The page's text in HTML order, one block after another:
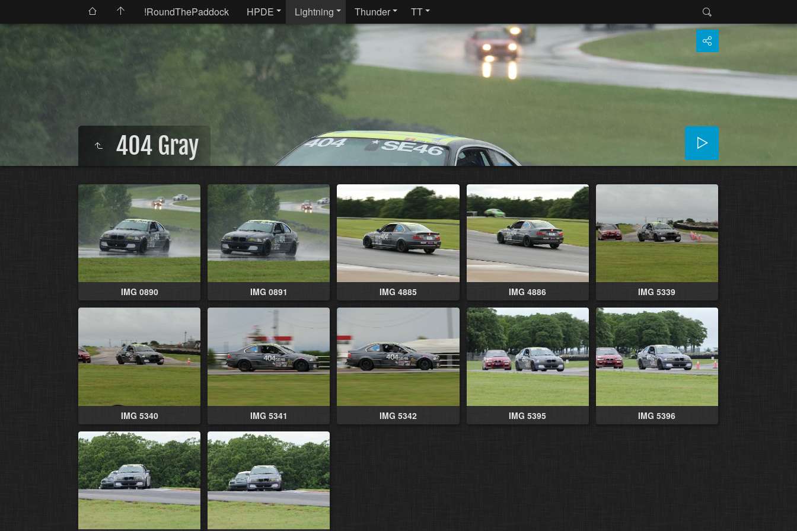
!RoundThePaddock HPDE Lightning Thunder TT
404 Gray
IMG 0890 IMG 0891 IMG 4885 IMG 4886 IMG 5339
IMG 5340 IMG 5341 IMG 5342 IMG 5395 IMG 5396